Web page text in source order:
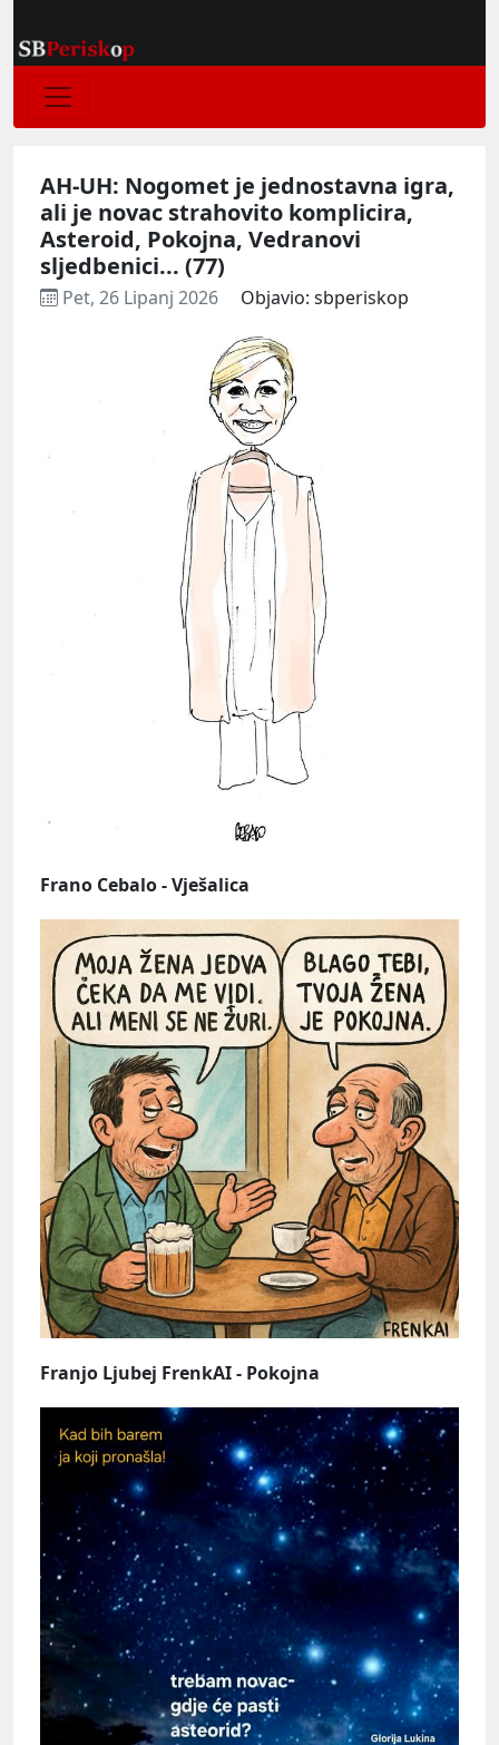
AH-UH: Nogomet je jednostavna igra,
ali je novac strahovito komplicira,
Asteroid, Pokojna, Vedranovi
sljedbenici... (77)
Pet, 26 Lipanj 2026 Objavio: sbperiskop
Frano Cebalo - Vješalica
Franjo Ljubej FrenkAI - Pokojna